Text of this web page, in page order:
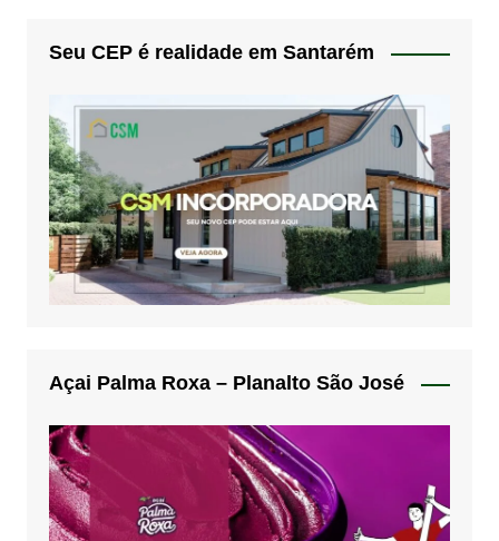
Seu CEP é realidade em Santarém
Açai Palma Roxa – Planalto São José